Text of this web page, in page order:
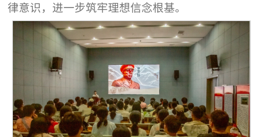
律意识，进一步筑牢理想信念根基。